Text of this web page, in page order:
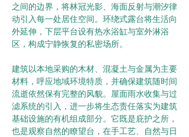
之间的边界，将林冠光影、海面反射与潮汐律
动引入每一处居住空间。环绕式露台将生活向
外延伸，下层平台设有热水浴缸与室外淋浴
区，构成宁静恢复的私密场所。
建筑以本地采购的木材、混凝土与金属为主要
材料，呼应地域环境特质，并确保建筑随时间
流逝依然保有完整的风貌。屋面雨水收集与过
滤系统的引入，进一步将生态责任落实为建筑
基础设施的有机组成部分。它既是庇护之所，
也是观察自然的瞭望台，在手工艺、自然与日